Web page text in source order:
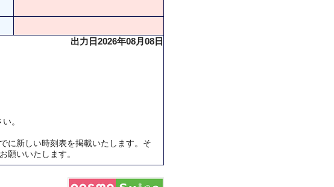
出力日2026年08月08日
。
に新しい時刻表を掲載いたします。そ
願いいたします。